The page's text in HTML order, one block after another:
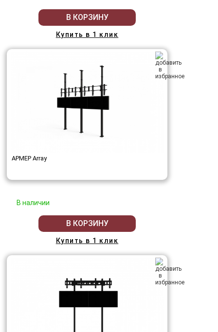
В КОРЗИНУ
Купить в 1 клик
АРМЕР Array
В наличии
В КОРЗИНУ
Купить в 1 клик